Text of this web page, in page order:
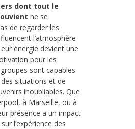
dont tout le
ne se
de regarder les
l’atmosphère
énergie devient une
pour les
sont capables
situations et de
inoubliables. Que
à Marseille, ou à
présence a un impact
l’expérience des